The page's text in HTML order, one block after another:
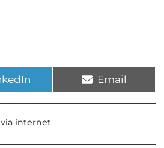
Email
internet